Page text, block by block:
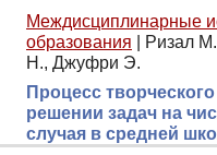
Междисциплинарные
образования
Ризал
Н., Джуфри Э.
Процесс
решении задач на
случая в средней